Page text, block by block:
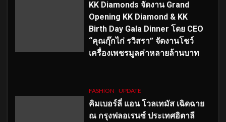
KK Diamonds จัดงาน Grand
Opening KK Diamond & KK
Birth Day Gala Dinner โดย CEO
“คุณกุ๊กไก่ รวิสรา” จัดงานโชว์
เครื่องเพชรมูลค่าหลายล้านบาท
FASHION UPDATE
คิมเบอร์ลี่ แอน โวลเทมัส เฉิดฉาย
ณ กรุงฟลอเรนซ์ ประเทศอิตาลี